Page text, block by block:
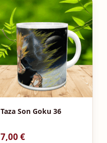
Taza Son Goku 36
7,00 €